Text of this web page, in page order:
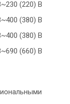
(220) В
(380) В
(380) В
(660) В